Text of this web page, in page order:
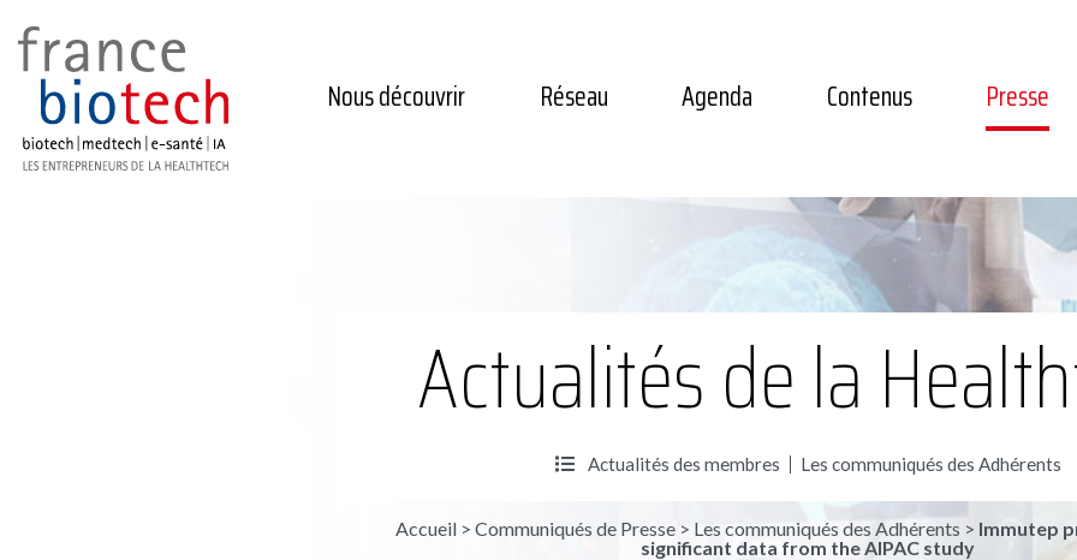
Nous découvrir Réseau Agenda Contenus Presse
Actualités de la
Actualités des membres Les communiqués des Adhérents
Accueil> Communiqués de Presse> Les communiqués des Adhérents > Immutep
significant data from the AIPAC study